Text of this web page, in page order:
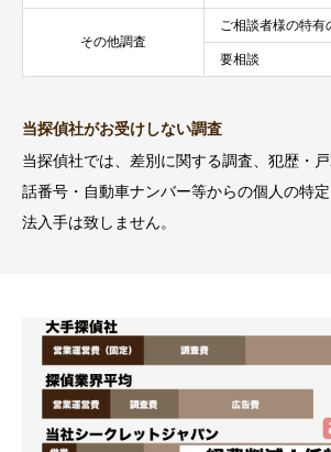
その他調査
ご相談者様の特有
要相談
当探偵社がお受けしない調査
当探偵社では、差別に関する調査、犯歴・
話番号・自動車ナンバー等からの個人の特
法入手は致しません。